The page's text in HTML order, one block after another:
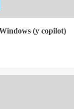
(y copilot)